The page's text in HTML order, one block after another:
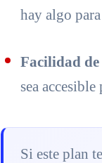
hay algo
Facilidad de
sea accesible
Si este plan